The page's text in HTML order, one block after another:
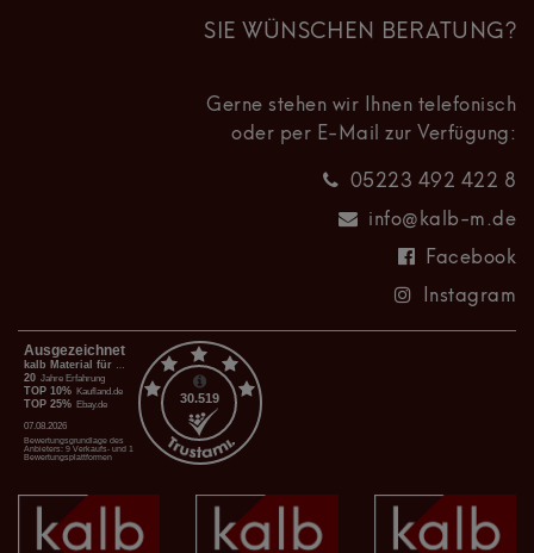
SIE WÜNSCHEN BERATUNG?
Gerne stehen wir Ihnen telefonisch
oder per E-Mail zur Verfügung:
05223 492 422 8
info@kalb-m.de
Facebook
Instagram